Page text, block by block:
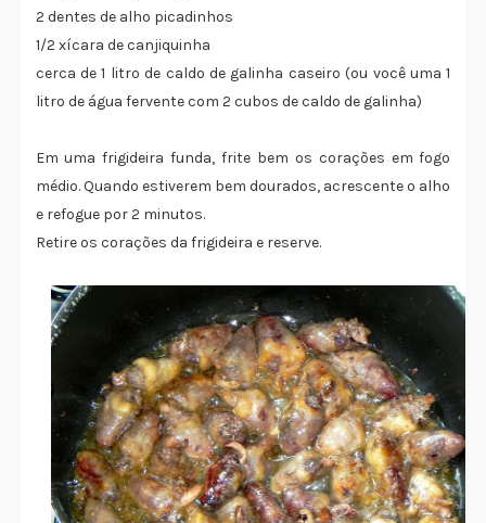
2 dentes de alho picadinhos
1/2 xícara de canjiquinha
cerca de 1 litro de caldo de galinha caseiro (ou você uma 1
litro de água fervente com 2 cubos de caldo de galinha)
Em uma frigideira funda, frite bem os corações em fogo
médio. Quando estiverem bem dourados, acrescente o alho
e refogue por 2 minutos.
Retire os corações da frigideira e reserve.